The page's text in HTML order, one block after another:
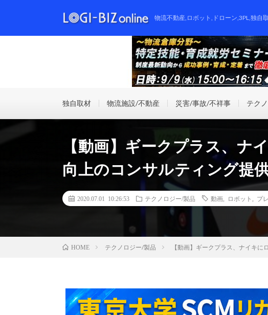
物流不動産,ロボット,ドローン,3PL,独自
独自取材 物流施設/不動産 災害/事故/不祥事 テク
【動画】ギークプラス、ナ
向上のコンサルティング提
2020.07.01 10:26:53 テクノロジー/製品 動画 ロボット プ
HOME テクノロジー/製品 【動画】ギークプラス、ナイキ